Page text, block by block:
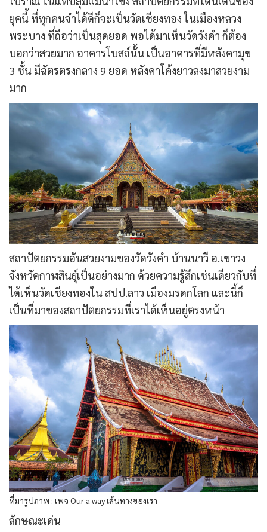
ยุคนี้ ที่ทุกคนจำได้ดีก็จะเป็นวัดเชียงทอง ในเมืองหลวง
พระบาง ที่ถือว่าเป็นสุดยอด พอได้มาเห็นวัดวังคำ ก็ต้อง
บอกว่าสวยมาก อาคารโบสถ์นั้น เป็นอาคารที่มีหลังคามุข
3 ชั้น มีฉัตรตรงกลาง 9 ยอด หลังคาโค้งยาวลงมาสวยงาม
มาก
สถาปัตยกรรมอันสวยงามของวัดวังคำ บ้านนาวี อ.เขาวง
จังหวัดกาฬสินธุ์เป็นอย่างมาก ด้วยความรู้สึกเช่นเดียวกับที่
ได้เห็นวัดเชียงทองใน สปป.ลาว เมืองมรดกโลก และนี้ก็
เป็นที่มาของสถาปัตยกรรมที่เราได้เห็นอยู่ตรงหน้า
ที่มารูปภาพ : เพจ Our a way เส้นทางของเรา
ลักษณะเด่น